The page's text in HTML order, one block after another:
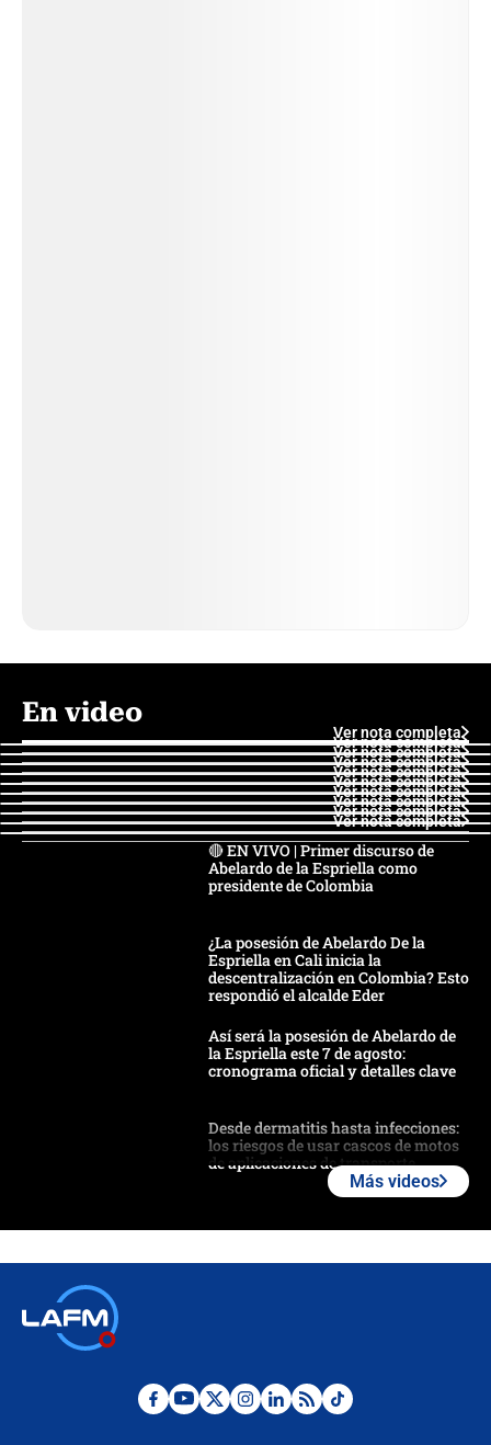
En video
Ver nota completa
Ver nota completa
Ver nota completa
Ver nota completa
Ver nota completa
Ver nota completa
Ver nota completa
Ver nota completa
Ver nota completa
Ver nota completa
🔴 EN VIVO | Primer discurso de
Abelardo de la Espriella como
presidente de Colombia
¿La posesión de Abelardo De la
Espriella en Cali inicia la
descentralización en Colombia? Esto
respondió el alcalde Eder
Así será la posesión de Abelardo de
la Espriella este 7 de agosto:
cronograma oficial y detalles clave
Desde dermatitis hasta infecciones:
los riesgos de usar cascos de motos
de aplicaciones de transporte
Posesión de Abelardo De La Espriella
Más videos